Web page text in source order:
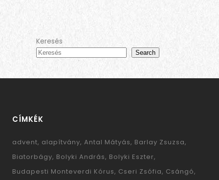
Keresés
Search
CÍMKÉK
advent alapítvány Antal Mátyás Barlay Zsuzsa
Biatorbágy Bolyki András Bolyki Eszter
Budapesti Monteverdi Kórus Cseri Zsófia Csángó